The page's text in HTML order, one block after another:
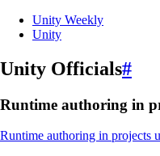
Unity Weekly
Unity
Unity Officials#
Runtime authoring in
Runtime authoring in